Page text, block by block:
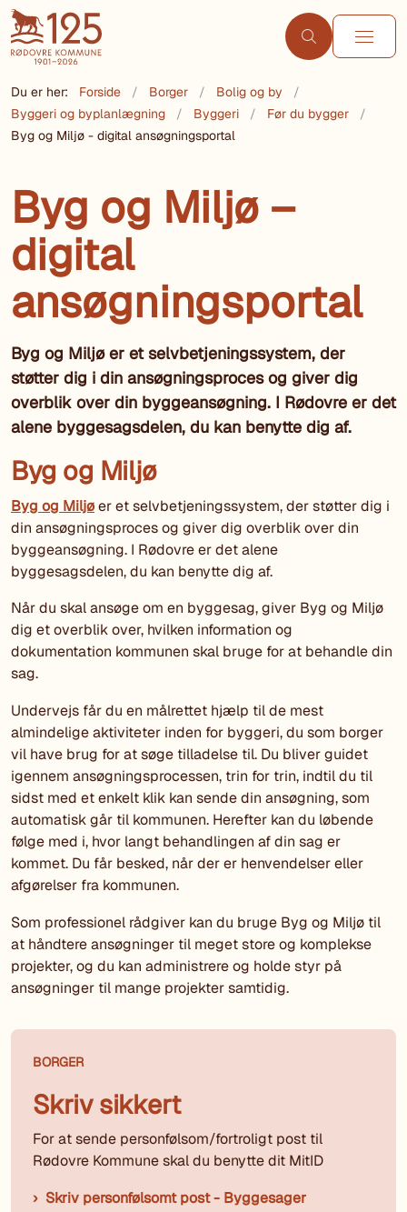
Du er her: Forside Borger
Bolig og by
Byggeri og byplanlægning
Byggeri
Før du bygger
Byg og Miljø - digital ansøgningsportal
Byg og Miljø –
digital
ansøgningsportal
Byg og Miljø er et selvbetjeningssystem, der
støtter dig i din ansøgningsproces og giver dig
overblik over din byggeansøgning. I Rødovre er det
alene byggesagsdelen, du kan benytte dig af.
Byg og Miljø
Byg og Miljøer et selvbetjeningssystem, der støtter dig i
din ansøgningsproces og giver dig overblik over din
byggeansøgning. I Rødovre er det alene
byggesagsdelen, du kan benytte dig af.
Når du skal ansøge om en byggesag, giver Byg og Miljø
dig et overblik over, hvilken information og
dokumentation kommunen skal bruge for at behandle din
sag.
Undervejs får du en målrettet hjælp til de mest
almindelige aktiviteter inden for byggeri, du som borger
vil have brug for at søge tilladelse til. Du bliver guidet
igennem ansøgningsprocessen, trin for trin, indtil du til
sidst med et enkelt klik kan sende din ansøgning, som
automatisk går til kommunen. Herefter kan du løbende
følge med i, hvor langt behandlingen af din sag er
kommet. Du får besked, når der er henvendelser eller
afgørelser fra kommunen.
Som professionel rådgiver kan du bruge Byg og Miljø til
at håndtere ansøgninger til meget store og komplekse
projekter, og du kan administrere og holde styr på
ansøgninger til mange projekter samtidig.
BORGER
Skriv sikkert
For at sende personfølsom/fortroligt post til
Rødovre Kommune skal du benytte dit MitID
Skriv personfølsomt post - Byggesager